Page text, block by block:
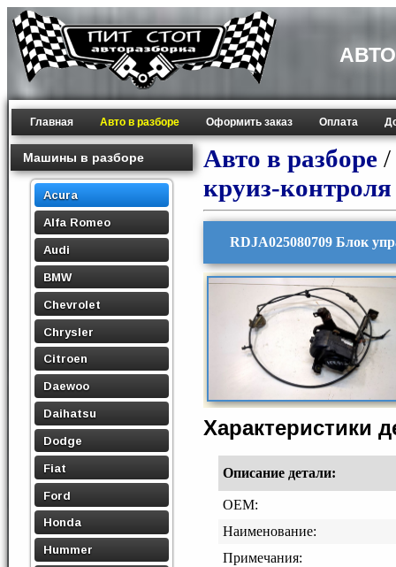
Главная Авто в разборе Оформить заказ Оплата
Машины в разборе
Acura
Alfa Romeo
Audi
BMW
Chevrolet
Chrysler
Citroen
Daewoo
Daihatsu
Dodge
Fiat
Ford
Honda
Hummer
Авто в разборе /
круиз-контроля
RDJA025080709 Блок
Характеристики
Описание детали:
OEM:
Наименование:
Примечания: